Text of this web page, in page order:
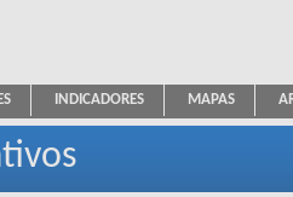
Educativa
INDICADORES MAPAS